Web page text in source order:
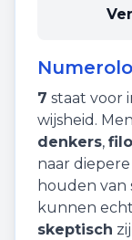
7 staat voor
wijsheid .
denkers,
naar
houden van
kunnen
skeptisch